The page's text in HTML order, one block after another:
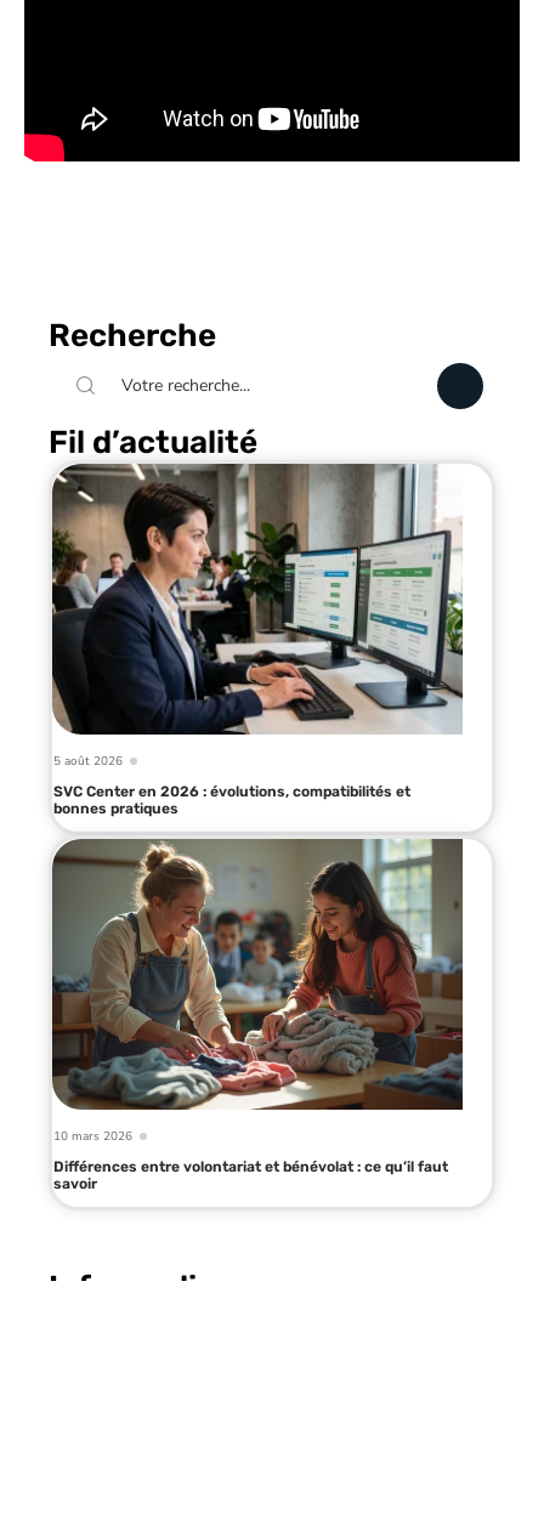
Recherche
Fil d’actualité
5 août 2026
SVC Center en 2026 : évolutions, compatibilités et
bonnes pratiques
10 mars 2026
Différences entre volontariat et bénévolat : ce qu’il faut
savoir
Infos en live